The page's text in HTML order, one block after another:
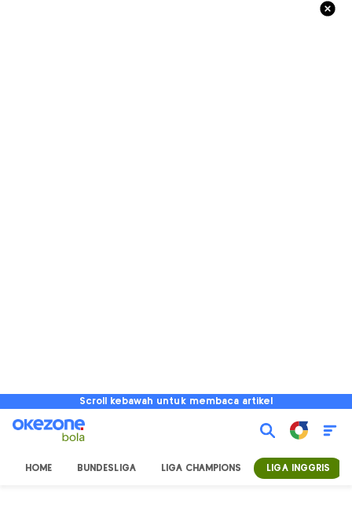
Scroll kebawah untuk membaca artikel
HOME BUNDESLIGA LIGA CHAMPIONS LIGA INGGRIS